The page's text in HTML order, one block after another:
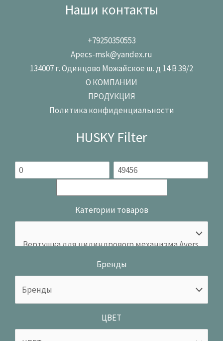
Наши контакты
+79250350553
Apecs-msk@yandex.ru
134007 г. Одинцово Можайское ш. д 14 В 39/2
О КОМПАНИИ
ПРОДУКЦИЯ
Политика конфиденциальности
HUSKY Filter
Категории товаров
Бренды
ЦВЕТ